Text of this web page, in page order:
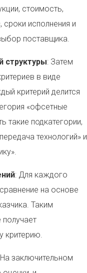
стоимость,
исполнения и
поставщика.
структуры: Затем
в виде
критерий делится
«офсетные
такие подкатегории,
технологий» и
: Для каждого
на основе
Таким
критерию.
заключительном